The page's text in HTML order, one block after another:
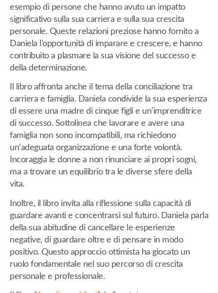
esempio di persone che hanno avuto un impatto
significativo sulla sua carriera e sulla sua crescita
personale. Queste relazioni preziose hanno fornito a
Daniela l’opportunità di imparare e crescere, e hanno
contribuito a plasmare la sua visione del successo e
della determinazione.
Il libro affronta anche il tema della conciliazione tra
carriera e famiglia. Daniela condivide la sua esperienza
di essere una madre di cinque figli e un’imprenditrice
di successo. Sottolinea che lavorare e avere una
famiglia non sono incompatibili, ma richiedono
un’adeguata organizzazione e una forte volontà.
Incoraggia le donne a non rinunciare ai propri sogni,
ma a trovare un equilibrio tra le diverse sfere della
vita.
Inoltre, il libro invita alla riflessione sulla capacità di
guardare avanti e concentrarsi sul futuro. Daniela parla
della sua abitudine di cancellare le esperienze
negative, di guardare oltre e di pensare in modo
positivo. Questo approccio ottimista ha giocato un
ruolo fondamentale nel suo percorso di crescita
personale e professionale.